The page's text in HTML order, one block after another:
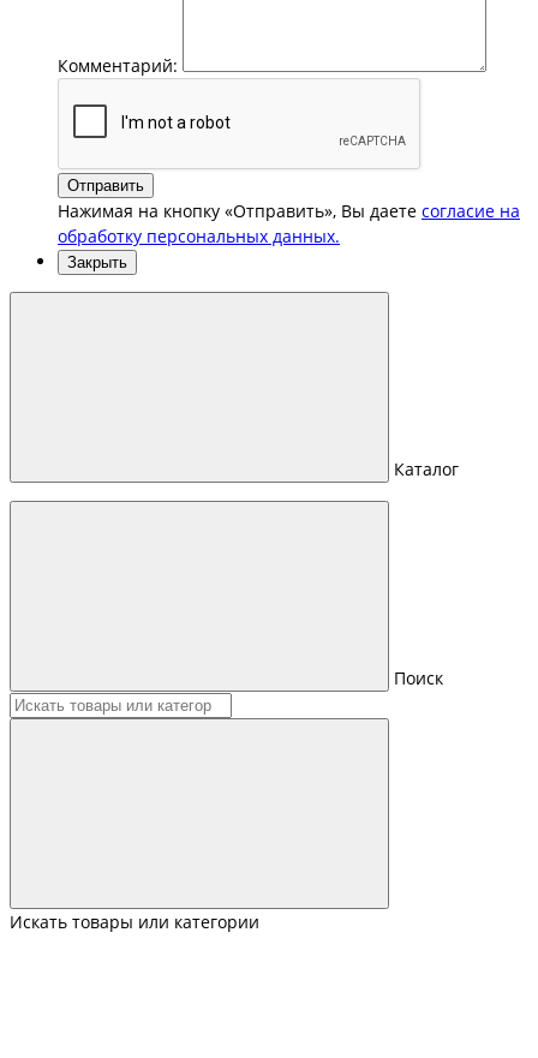
Комментарий:
Отправить
Нажимая на кнопку «Отправить», Вы даете согласие на
обработку персональных данных.
Закрыть
Каталог
Поиск
Искать товары или категории